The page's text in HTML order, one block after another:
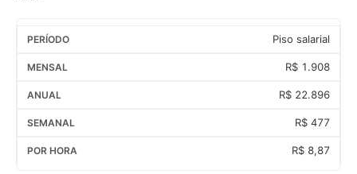
Piso salarial
R$ 1.908
R$ 22.896
R$ 477
R$ 8,87